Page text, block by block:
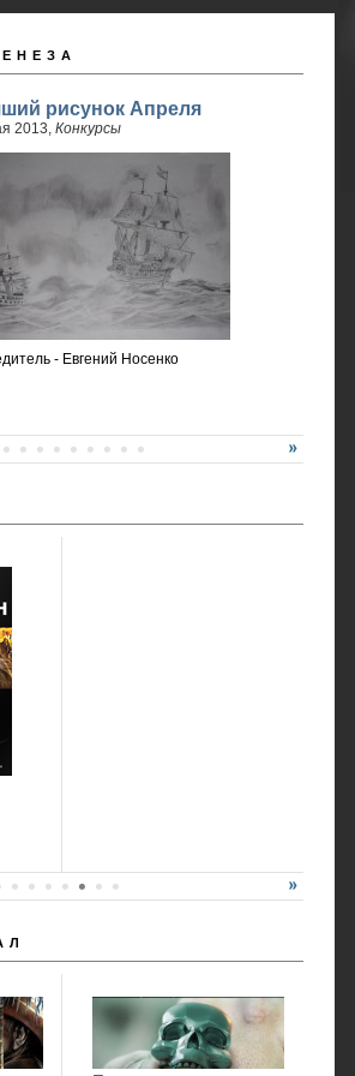
рисунок Апреля
2013, Конкурсы
- Евгений Носенко